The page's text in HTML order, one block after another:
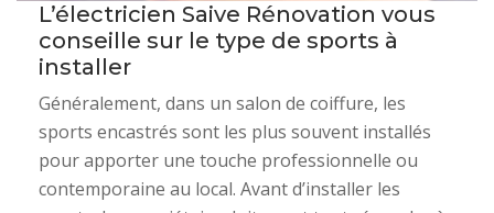
L’électricien Saive Rénovation vous
conseille sur le type de sports à
installer
Généralement, dans un salon de coiffure, les
sports encastrés sont les plus souvent installés
pour apporter une touche professionnelle ou
contemporaine au local. Avant d’installer les